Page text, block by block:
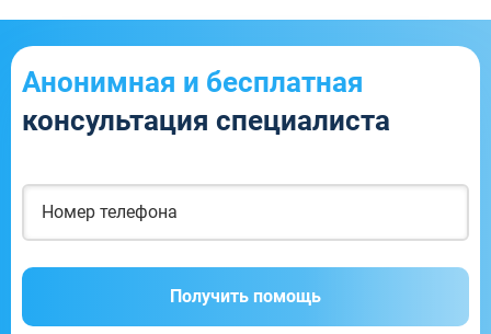
Анонимная и бесплатная
консультация специалиста
Получить помощь